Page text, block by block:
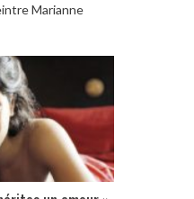
Marianne